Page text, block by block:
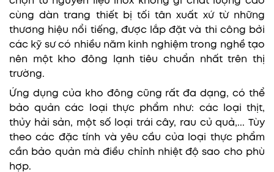
cùng dàn trang thiết bị tối tân xuất xứ từ những
thương hiệu nổi tiếng, được lắp đặt và thi công bởi
các kỹ sư có nhiều năm kinh nghiệm trong nghề tạo
nên một kho đông lạnh tiêu chuẩn nhất trên thị
trường.
Ứng dụng của kho đông cũng rất đa dạng, có thể
bảo quản các loại thực phẩm như: các loại thịt,
thủy hải sản, một số loại trái cây, rau củ quả,... Tùy
theo các đặc tính và yêu cầu của loại thực phẩm
cần bảo quản mà điều chỉnh nhiệt độ sao cho phù
hợp.